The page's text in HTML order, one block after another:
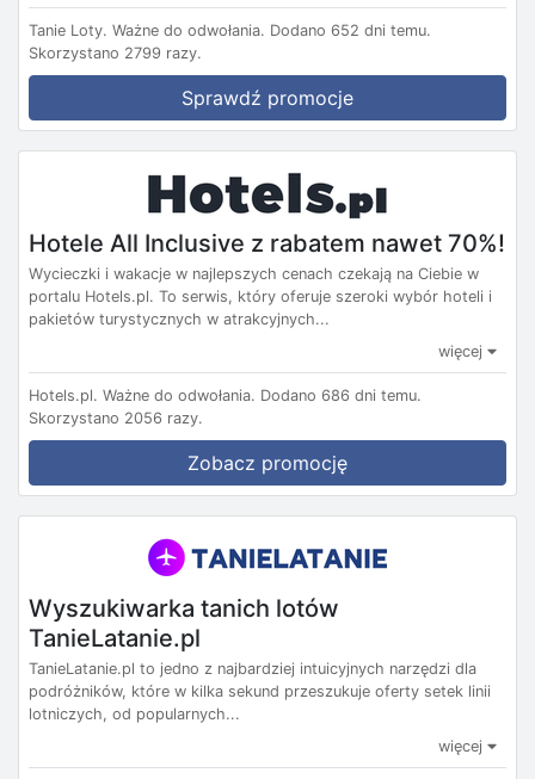
Tanie Loty. Ważne do odwołania. Dodano 652 dni temu.
Skorzystano 2799 razy.
Sprawdź promocje
Hotele All Inclusive z rabatem nawet 70%!
Wycieczki i wakacje w najlepszych cenach czekają na Ciebie w
portalu Hotels.pl. To serwis, który oferuje szeroki wybór hoteli i
pakietów turystycznych w atrakcyjnych...
więcej
Hotels.pl. Ważne do odwołania. Dodano 686 dni temu.
Skorzystano 2056 razy.
Zobacz promocję
Wyszukiwarka tanich lotów
TanieLatanie.pl
TanieLatanie.pl to jedno z najbardziej intuicyjnych narzędzi dla
podróżników, które w kilka sekund przeszukuje oferty setek linii
lotniczych, od popularnych...
więcej